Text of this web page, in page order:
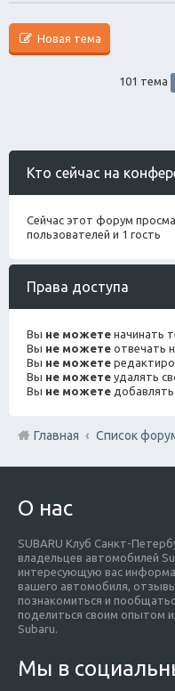
Новая тема
101 тема
Кто сейчас на
Сейчас этот форум
пользователей и 1 гость
Права доступа
Вы не можете начинать
Вы не можете отвечать
Вы не можете
Вы не можете удалять
Вы не можете
Главная Список
О нас
SUBARU Клуб Санкт-
владельцев автомобилей
интересующую вас
вашего автомобиля,
познакомиться и
поделиться своим опытом
Subaru.
Мы в